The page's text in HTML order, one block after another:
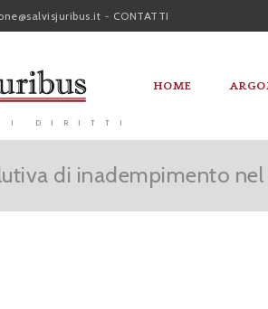
- CONTATTI
I DIRITTI
HOME
di inadempimento